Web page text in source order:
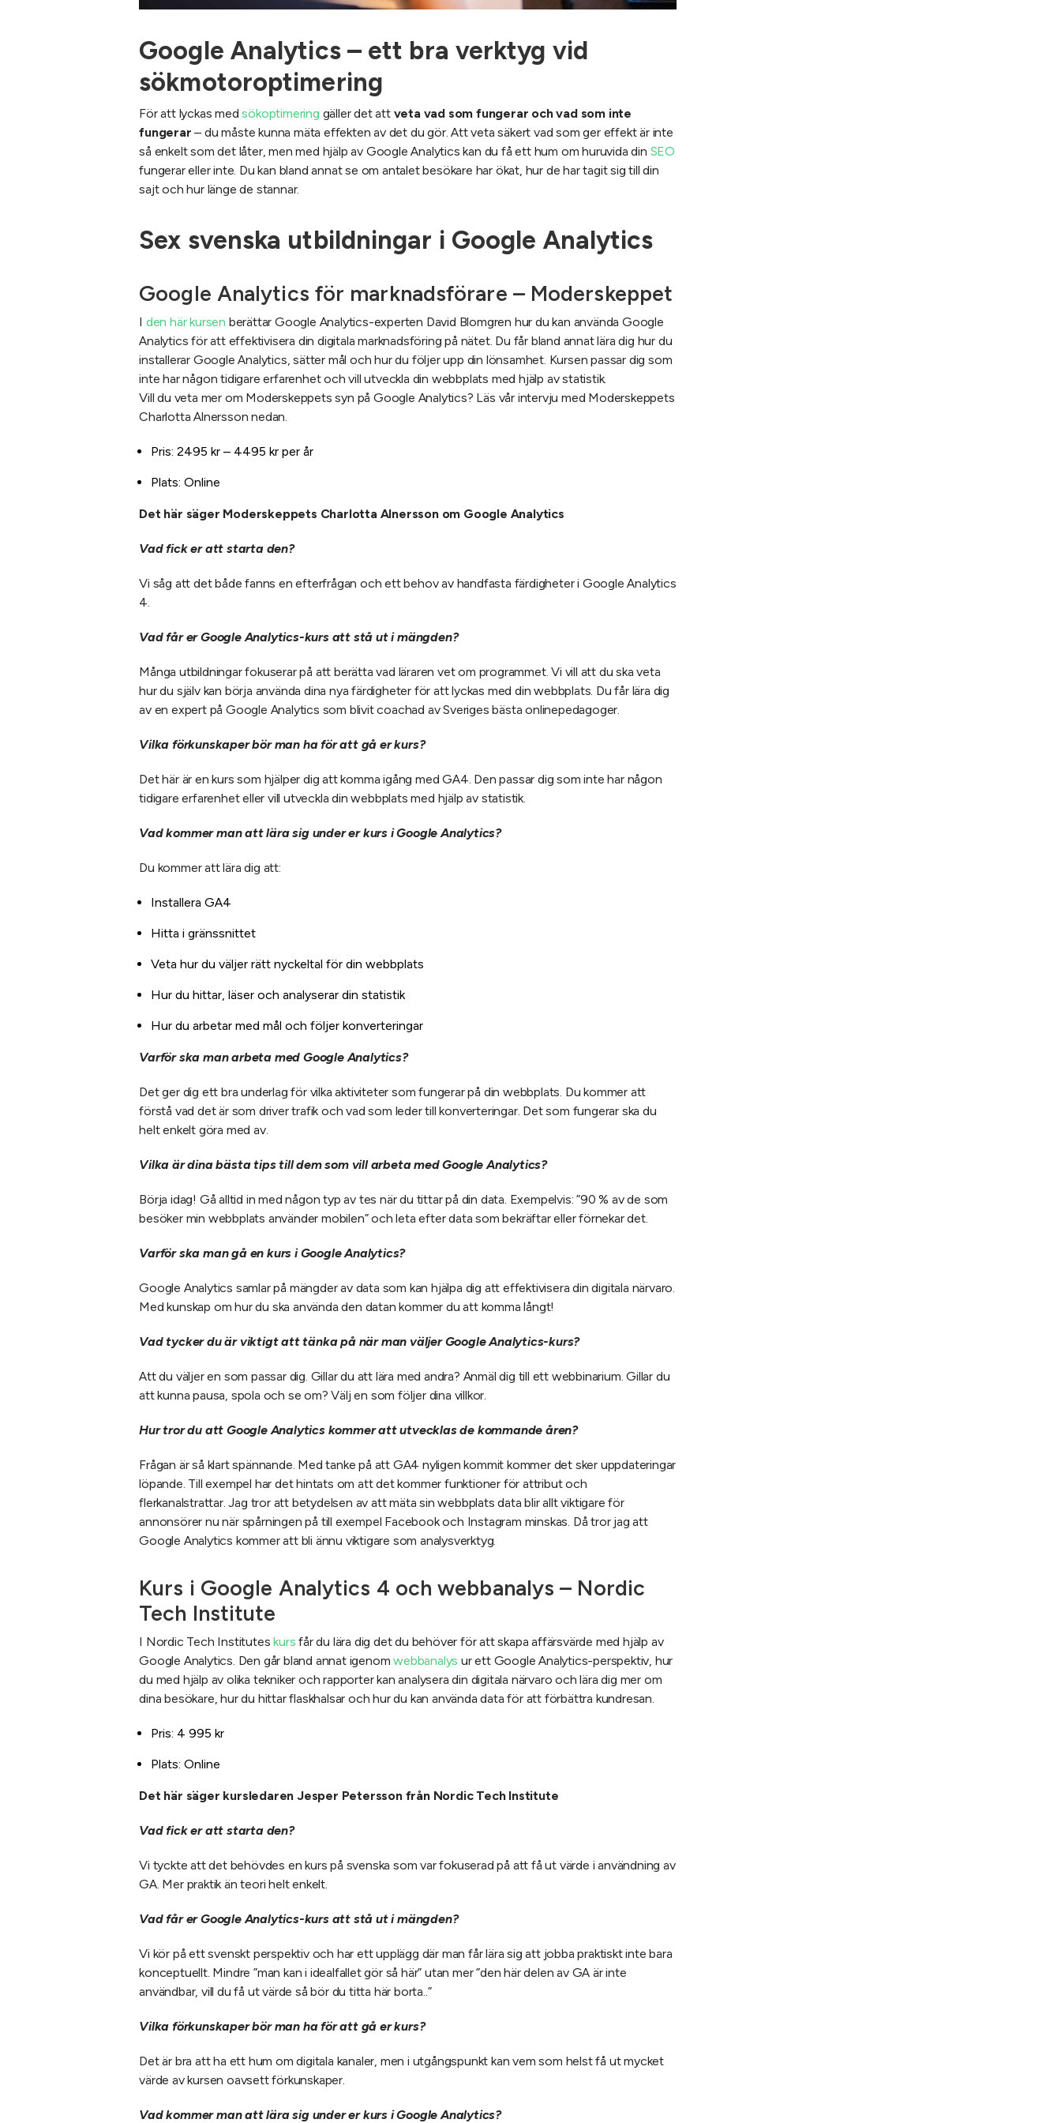
Google Analytics – ett bra verktyg vid
sökmotoroptimering
För att lyckas medsökoptimering gäller det att veta vad som fungerar och vad som inte
fungerar – du måste kunna mäta effekten av det du gör. Att veta säkert vad som ger effekt är inte
så enkelt som det låter, men med hjälp av Google Analytics kan du få ett hum om huruvida din SEO
fungerar eller inte. Du kan bland annat se om antalet besökare har ökat, hur de har tagit sig till din
sajt och hur länge de stannar.
Sex svenska utbildningar i Google Analytics
Google Analytics för marknadsförare – Moderskeppet
I den här kursen berättar Google Analytics-experten David Blomgren hur du kan använda Google
Analytics för att effektivisera din digitala marknadsföring på nätet. Du får bland annat lära dig hur du
installerar Google Analytics, sätter mål och hur du följer upp din lönsamhet. Kursen passar dig som
inte har någon tidigare erfarenhet och vill utveckla din webbplats med hjälp av statistik.
Vill du veta mer om Moderskeppets syn på Google Analytics? Läs vår intervju med Moderskeppets
Charlotta Alnersson nedan.
Pris: 2495 kr – 4495 kr per år
Plats: Online
Det här säger Moderskeppets Charlotta Alnersson om Google Analytics
Vad fick er att starta den?
Vi såg att det både fanns en efterfrågan och ett behov av handfasta färdigheter i Google Analytics
4.
Vad får er Google Analytics-kurs att stå ut i mängden?
Många utbildningar fokuserar på att berätta vad läraren vet om programmet. Vi vill att du ska veta
hur du själv kan börja använda dina nya färdigheter för att lyckas med din webbplats. Du får lära dig
av en expert på Google Analytics som blivit coachad av Sveriges bästa onlinepedagoger.
Vilka förkunskaper bör man ha för att gå er kurs?
Det här är en kurs som hjälper dig att komma igång med GA4. Den passar dig som inte har någon
tidigare erfarenhet eller vill utveckla din webbplats med hjälp av statistik.
Vad kommer man att lära sig under er kurs i Google Analytics?
Du kommer att lära dig att:
Installera GA4
Hitta i gränssnittet
Veta hur du väljer rätt nyckeltal för din webbplats
Hur du hittar, läser och analyserar din statistik
Hur du arbetar med mål och följer konverteringar
Varför ska man arbeta med Google Analytics?
Det ger dig ett bra underlag för vilka aktiviteter som fungerar på din webbplats. Du kommer att
förstå vad det är som driver trafik och vad som leder till konverteringar. Det som fungerar ska du
helt enkelt göra med av.
Vilka är dina bästa tips till dem som vill arbeta med Google Analytics?
Börja idag! Gå alltid in med någon typ av tes när du tittar på din data. Exempelvis: ”90 % av de som
besöker min webbplats använder mobilen” och leta efter data som bekräftar eller förnekar det.
Varför ska man gå en kurs i Google Analytics?
Google Analytics samlar på mängder av data som kan hjälpa dig att effektivisera din digitala närvaro.
Med kunskap om hur du ska använda den datan kommer du att komma långt!
Vad tycker du är viktigt att tänka på när man väljer Google Analytics-kurs?
Att du väljer en som passar dig. Gillar du att lära med andra? Anmäl dig till ett webbinarium. Gillar du
att kunna pausa, spola och se om? Välj en som följer dina villkor.
Hur tror du att Google Analytics kommer att utvecklas de kommande åren?
Frågan är så klart spännande. Med tanke på att GA4 nyligen kommit kommer det sker uppdateringar
löpande. Till exempel har det hintats om att det kommer funktioner för attribut och
flerkanalstrattar. Jag tror att betydelsen av att mäta sin webbplats data blir allt viktigare för
annonsörer nu när spårningen på till exempel Facebook och Instagram minskas. Då tror jag att
Google Analytics kommer att bli ännu viktigare som analysverktyg.
Kurs i Google Analytics 4 och webbanalys – Nordic
Tech Institute
I Nordic Tech Instituteskurs får du lära dig det du behöver för att skapa affärsvärde med hjälp av
Google Analytics. Den går bland annat igenomwebbanalys ur ett Google Analytics-perspektiv, hur
du med hjälp av olika tekniker och rapporter kan analysera din digitala närvaro och lära dig mer om
dina besökare, hur du hittar flaskhalsar och hur du kan använda data för att förbättra kundresan.
Pris: 4 995 kr
Plats: Online
Det här säger kursledaren Jesper Petersson från Nordic Tech Institute
Vad fick er att starta den?
Vi tyckte att det behövdes en kurs på svenska som var fokuserad på att få ut värde i användning av
GA. Mer praktik än teori helt enkelt.
Vad får er Google Analytics-kurs att stå ut i mängden?
Vi kör på ett svenskt perspektiv och har ett upplägg där man får lära sig att jobba praktiskt inte bara
konceptuellt. Mindre ”man kan i idealfallet gör så här” utan mer ”den här delen av GA är inte
användbar, vill du få ut värde så bör du titta här borta..”
Vilka förkunskaper bör man ha för att gå er kurs?
Det är bra att ha ett hum om digitala kanaler, men i utgångspunkt kan vem som helst få ut mycket
värde av kursen oavsett förkunskaper.
Vad kommer man att lära sig under er kurs i Google Analytics?